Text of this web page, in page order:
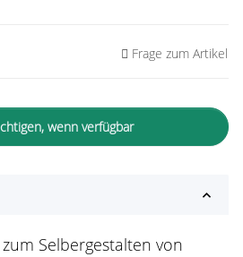
Frage zum Artikel
wenn verfügbar
Selbergestalten von